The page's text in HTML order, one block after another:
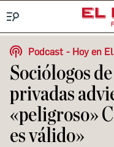
Podcast
Hoy en
Sociólogos
privadas
«peligroso»
es válido»